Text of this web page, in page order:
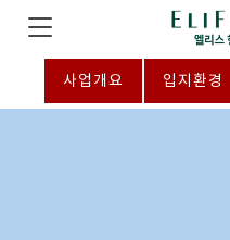
사업개요 입지환경